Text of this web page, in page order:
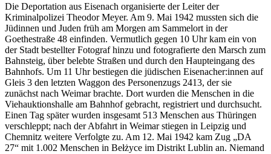
Die Deportation aus Eisenach organisierte der Leiter der
Kriminalpolizei Theodor Meyer. Am 9. Mai 1942 mussten sich die
Jüdinnen und Juden früh am Morgen am Sammelort in der
Goethestraße 48 einfinden. Vermutlich gegen 10 Uhr kam ein von
der Stadt bestellter Fotograf hinzu und fotografierte den Marsch zum
Bahnsteig, über belebte Straßen und durch den Haupteingang des
Bahnhofs. Um 11 Uhr bestiegen die jüdischen Eisenacher:innen auf
Gleis 3 den letzten Waggon des Personenzugs 2413, der sie
zunächst nach Weimar brachte. Dort wurden die Menschen in die
Viehauktionshalle am Bahnhof gebracht, registriert und durchsucht.
Einen Tag später wurden insgesamt 513 Menschen aus Thüringen
verschleppt; nach der Abfahrt in Weimar stiegen in Leipzig und
Chemnitz weitere Verfolgte zu. Am 12. Mai 1942 kam Zug „DA
27“ mit 1.002 Menschen in Bełżyce im Distrikt Lublin an. Niemand